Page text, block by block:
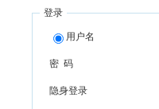
登录
用户名
密 码
隐身登录